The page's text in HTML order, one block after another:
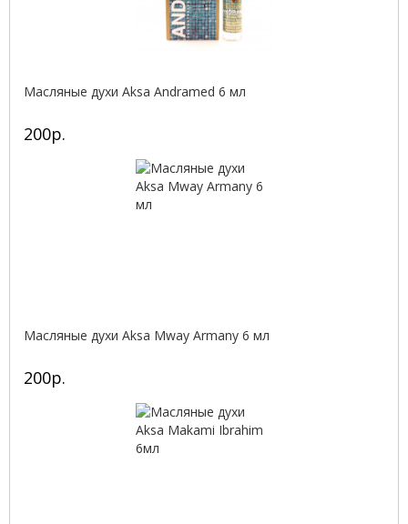
Масляные духи Aksa Andramed 6 мл
200р.
Масляные духи Aksa Mway Armany 6 мл
200р.